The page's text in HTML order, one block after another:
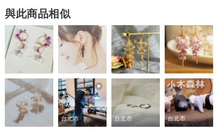
與此商品相似
台北市 台北市 台北市